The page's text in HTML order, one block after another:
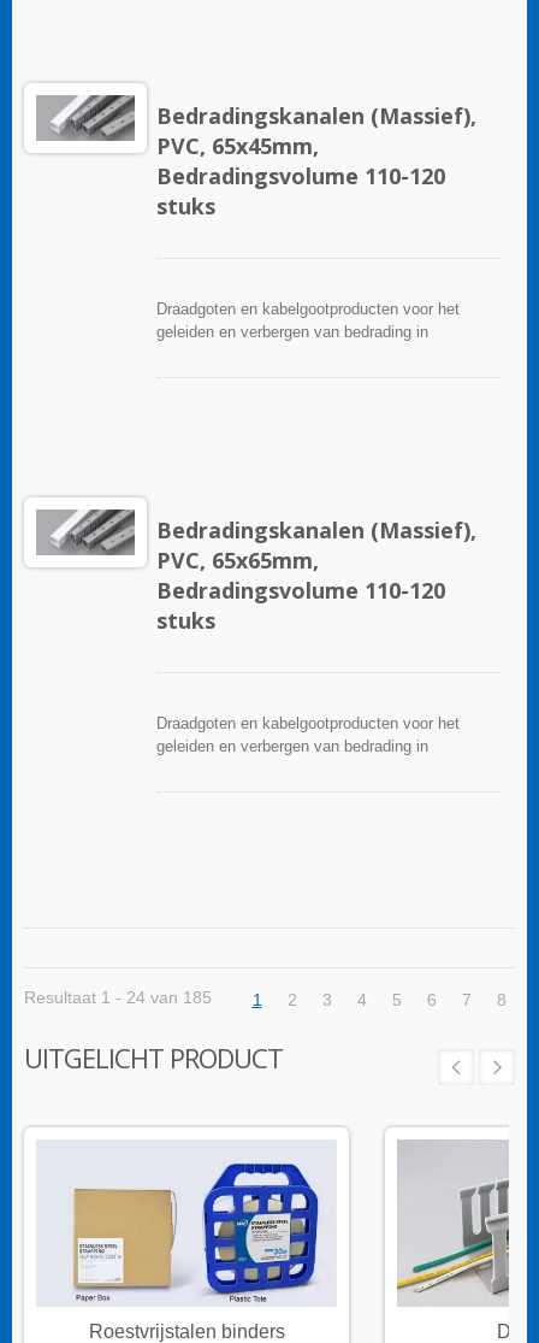
Bedradingskanalen (Massief),
PVC, 65x45mm,
Bedradingsvolume 110-120
stuks
Draadgoten en kabelgootproducten voor het
geleiden en verbergen van bedrading in
configuraties, materialen, maten en kleuren om
Bedradingskanalen (Massief),
PVC, 65x65mm,
Bedradingsvolume 110-120
stuks
Draadgoten en kabelgootproducten voor het
geleiden en verbergen van bedrading in
configuraties, materialen, maten en kleuren om
Resultaat 1 - 24 van 185 1 2 3 4 5 6 7 8
UITGELICHT PRODUCT
Roestvrijstalen binders